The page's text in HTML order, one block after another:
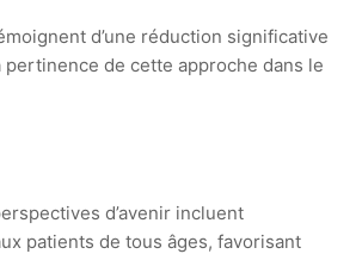
d’une réduction significative
pertinence de cette approche dans le
d’avenir incluent
patients de tous âges, favorisant